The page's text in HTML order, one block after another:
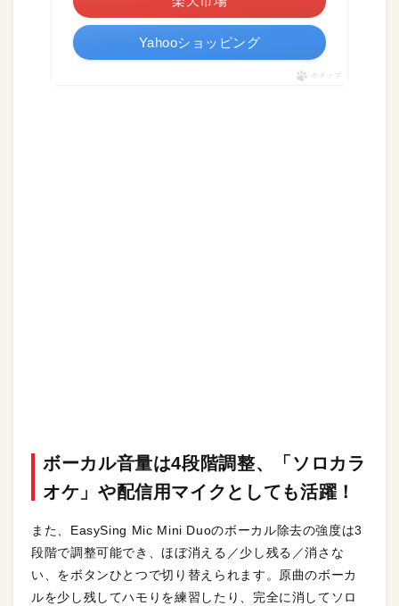
Yahooショッピング
ポチップ
ボーカル音量は4段階調整、「ソロカラ
オケ」や配信用マイクとしても活躍！
また、EasySing Mic Mini Duoのボーカル除去の強度は3
段階で調整可能でき、ほぼ消える／少し残る／消さな
い、をボタンひとつで切り替えられます。原曲のボーカ
ルを少し残してハモりを練習したり、完全に消してソロ